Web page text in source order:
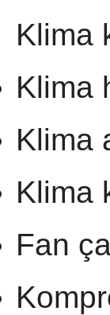
Klima
Klima
Klima
Klima
Fan